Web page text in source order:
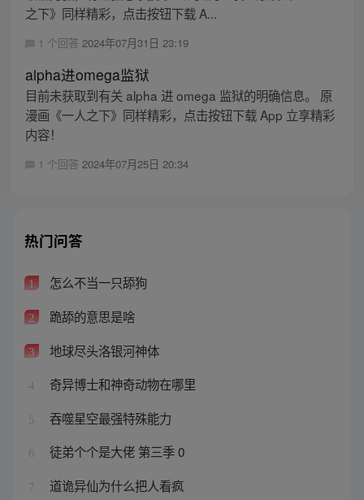
之下》同样精彩，点击按钮下载 A...
1 个回答 2024年07月31日 23:19
alpha进omega监狱
目前未获取到有关 alpha 进 omega 监狱的明确信息。 原
漫画《一人之下》同样精彩，点击按钮下载 App 立享精彩
内容！
1 个回答 2024年07月25日 20:34
热门问答
1 怎么不当一只舔狗
2 跪舔的意思是啥
3 地球尽头洛银河神体
4 奇异博士和神奇动物在哪里
5 吞噬星空最强特殊能力
6 徒弟个个是大佬 第三季 0
7 道诡异仙为什么把人看疯